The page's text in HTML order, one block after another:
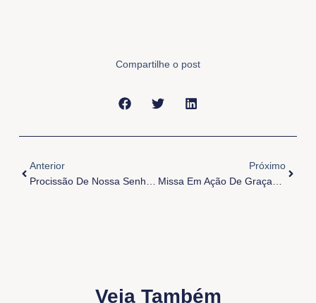
Compartilhe o post
Anterior
Procissão De Nossa Senhora De Fátima
Próximo
Missa Em Ação De Graças As Mães
Veja Também